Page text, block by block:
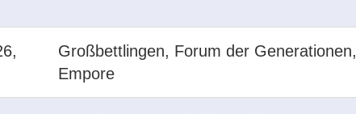
Großbettlingen, Forum der Generationen,
Empore